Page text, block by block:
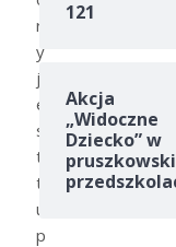
r
y
j
e
s
t
t
u
p
121
Akcja
„Widoczne
Dziecko” w